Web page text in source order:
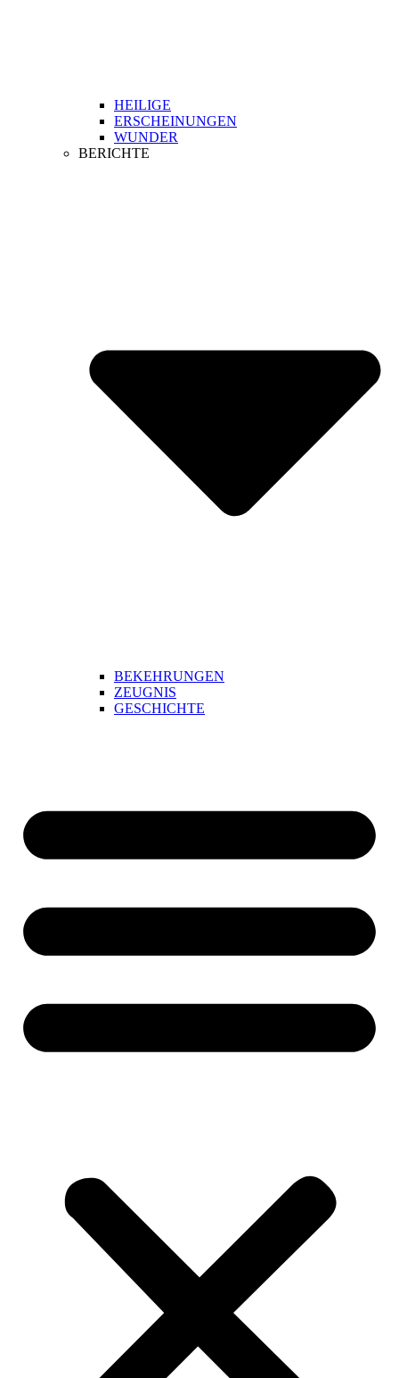
HEILIGE
ERSCHEINUNGEN
WUNDER
BERICHTE
BEKEHRUNGEN
ZEUGNIS
GESCHICHTE